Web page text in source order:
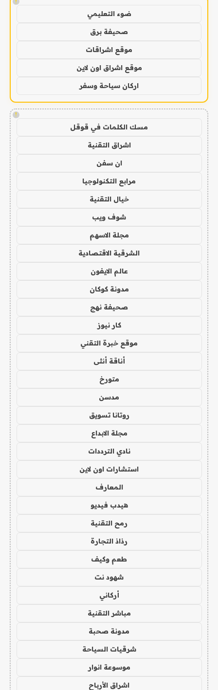
ضوء التعليمي
صحيفة برق
موقع اشراقات
موقع اشراق اون لاين
اركان سياحة وسفر
!
مسك الكلمات في قوقل
اشراق التقنية
ان سفن
مرابع التكنولوجيا
خيال التقنية
شوف ويب
مجلة الاسهم
الشرقية الاقتصادية
عالم الايفون
مدونة كوكان
صحيفة نهج
كار نيوز
موقع خبرة التقني
أناقة أنثى
متورخ
مدسن
روتانا تسويق
مجلة الابداع
نادي الترددات
استشارات اون لاين
المعارف
هيدب فيديو
رمح التقنية
رذاذ التجارة
طعم وكيف
شهود نت
أركاني
مباشر التقنية
مدونة صحبة
شرقيات السياحة
موسوعة انوار
اشراق الأرباح